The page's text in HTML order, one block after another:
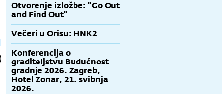
Otvorenje izložbe: "Go Out
and Find Out"
Večeri u Orisu: HNK2
Konferencija o
graditeljstvu Budućnost
gradnje 2026. Zagreb,
Hotel Zonar, 21. svibnja
2026.